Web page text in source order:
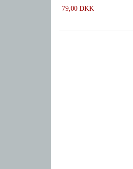
79,00 DKK